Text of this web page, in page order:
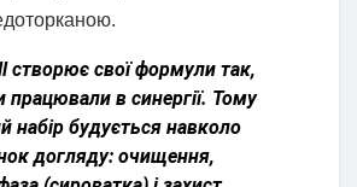
створює свої формули так,
в синергії. Тому
набір будується навколо
догляду: очищення,